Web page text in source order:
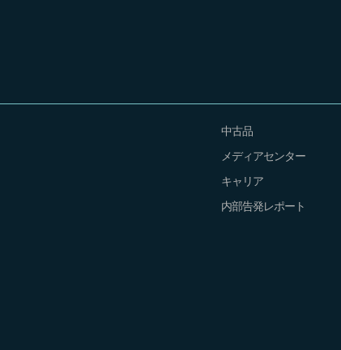
中古品
メディアセンター
キャリア
内部告発レポート